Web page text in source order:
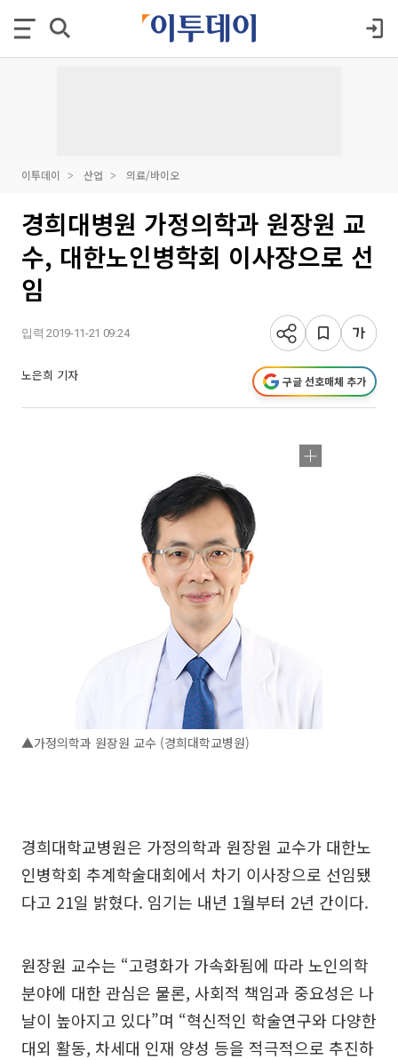
이투데이 산업 의료/바이오
경희대병원 가정의학과 원장원 교
수, 대한노인병학회 이사장으로 선
임
입력 2019-11-21 09:24
노은희 기자 구글 선호매체 추가
▲가정의학과 원장원 교수 (경희대학교병원)
경희대학교병원은 가정의학과 원장원 교수가 대한노
인병학회 추계학술대회에서 차기 이사장으로 선임됐
다고 21일 밝혔다. 임기는 내년 1월부터 2년 간이다.
원장원 교수는 “고령화가 가속화됨에 따라 노인의학
분야에 대한 관심은 물론, 사회적 책임과 중요성은 나
날이 높아지고 있다”며 “혁신적인 학술연구와 다양한
대외 활동, 차세대 인재 양성 등을 적극적으로 추진하